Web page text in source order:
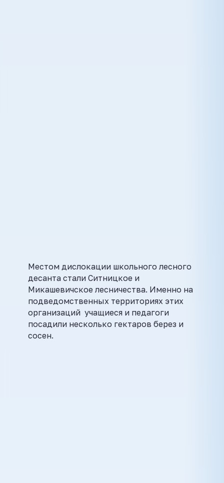
Местом дислокации школьного лесного
десанта стали Ситницкое и
Микашевичское лесничества. Именно на
подведомственных территориях этих
организаций учащиеся и педагоги
посадили несколько гектаров берез и
сосен.